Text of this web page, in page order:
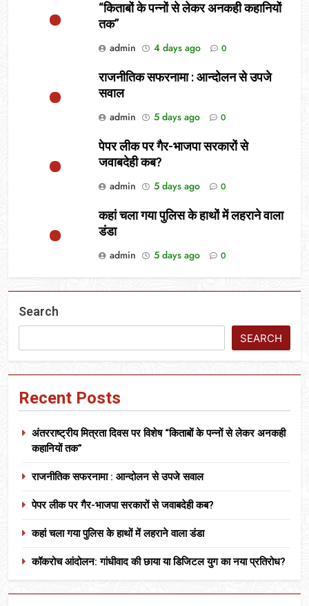
“किताबों के पन्नों से लेकर अनकही कहानियों
तक”
admin
4 days ago 0
राजनीतिक सफरनामा : आन्दोलन से उपजे
सवाल
admin
5 days ago 0
पेपर लीक पर गैर-भाजपा सरकारों से
जवाबदेही कब?
admin
5 days ago 0
कहां चला गया पुलिस के हाथों में लहराने वाला
डंडा
admin
5 days ago 0
Search
SEARCH
Recent Posts
अंतरराष्ट्रीय मित्रता दिवस पर विशेष “किताबों के पन्नों से लेकर अनकही
कहानियों तक”
राजनीतिक सफरनामा : आन्दोलन से उपजे सवाल
पेपर लीक पर गैर-भाजपा सरकारों से जवाबदेही कब?
कहां चला गया पुलिस के हाथों में लहराने वाला डंडा
कॉकरोच आंदोलन: गांधीवाद की छाया या डिजिटल युग का नया प्रतिरोध?